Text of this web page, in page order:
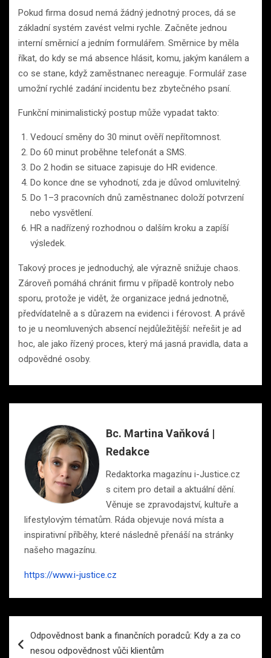
Pokud firma dosud nemá žádný jednotný proces, dá se
základní systém zavést velmi rychle. Začněte jednou
interní směrnicí a jedním formulářem. Směrnice by měla
říkat, do kdy se má absence hlásit, komu, jakým kanálem a
co se stane, když zaměstnanec nereaguje. Formulář zase
umožní rychlé zadání incidentu bez zbytečného psaní.
Funkční minimalistický postup může vypadat takto:
Vedoucí směny do 30 minut ověří nepřítomnost.
Do 60 minut proběhne telefonát a SMS.
Do 2 hodin se situace zapisuje do HR evidence.
Do konce dne se vyhodnotí, zda je důvod omluvitelný.
Do 1–3 pracovních dnů zaměstnanec doloží potvrzení
nebo vysvětlení.
HR a nadřízený rozhodnou o dalším kroku a zapíší
výsledek.
Takový proces je jednoduchý, ale výrazně snižuje chaos.
Zároveň pomáhá chránit firmu v případě kontroly nebo
sporu, protože je vidět, že organizace jedná jednotně,
předvídatelně a s důrazem na evidenci i férovost. A právě
to je u neomluvených absencí nejdůležitější: neřešit je ad
hoc, ale jako řízený proces, který má jasná pravidla, data a
odpovědné osoby.
Bc. Martina Vaňková |
Redakce
Redaktorka magazínu i-Justice.cz
s citem pro detail a aktuální dění.
Věnuje se zpravodajství, kultuře a
lifestylovým tématům. Ráda objevuje nová místa a
inspirativní příběhy, které následně přenáší na stránky
našeho magazínu.
https://www.i-justice.cz
proOdpovědnost bank a finančních poradců: Kdy a za co
nesou odpovědnost vůči klientům